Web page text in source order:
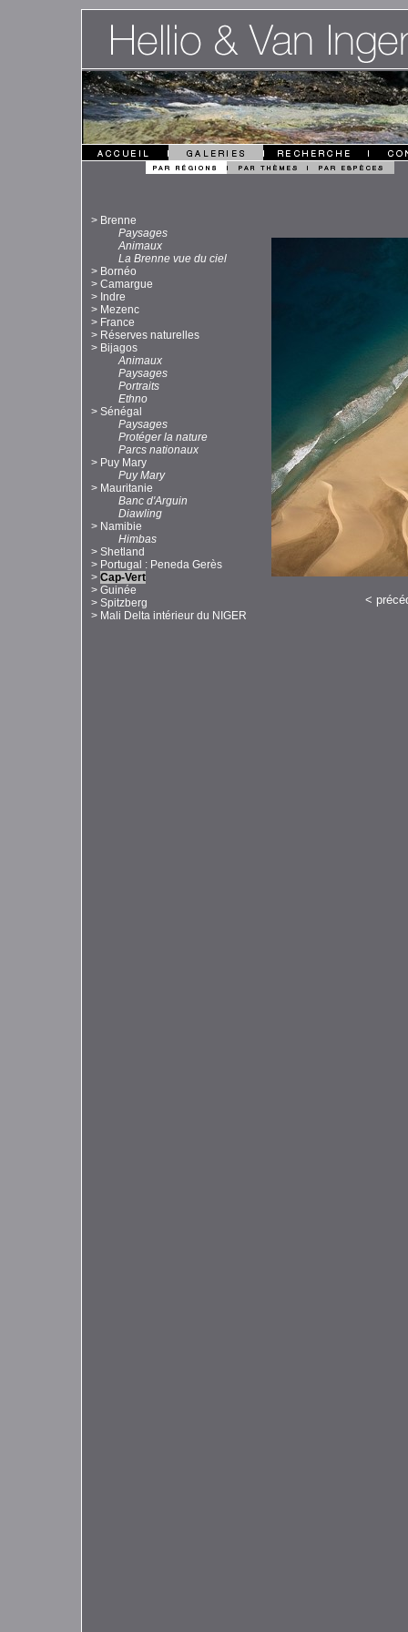
> Brenne
Paysages
Animaux
La Brenne vue du ciel
> Bornéo
> Camargue
> Indre
> Mezenc
> France
> Réserves naturelles
> Bijagos
Animaux
Paysages
Portraits
Ethno
> Sénégal
Paysages
Protéger la nature
Parcs nationaux
> Puy Mary
Puy Mary
> Mauritanie
Banc d'Arguin
Diawling
> Namibie
Himbas
> Shetland
> Portugal : Peneda Gerès
> Cap-Vert
> Guinée
> Spitzberg
> Mali Delta intérieur du NIGER
<